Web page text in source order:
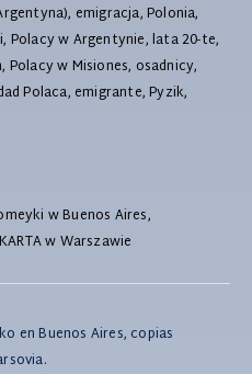
emigracja, Polonia,
w Argentynie, lata 20-te,
w Misiones, osadnicy,
Polaca, emigrante, Pyzik,
w Buenos Aires,
w Warszawie
en Buenos Aires, copias